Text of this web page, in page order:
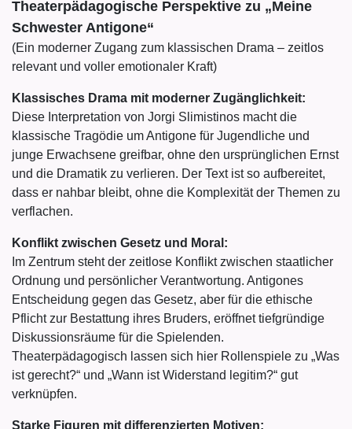
Theaterpädagogische Perspektive zu „Meine
Schwester Antigone“
(Ein moderner Zugang zum klassischen Drama – zeitlos
relevant und voller emotionaler Kraft)
Klassisches Drama mit moderner Zugänglichkeit:
Diese Interpretation von Jorgi Slimistinos macht die
klassische Tragödie um Antigone für Jugendliche und
junge Erwachsene greifbar, ohne den ursprünglichen Ernst
und die Dramatik zu verlieren. Der Text ist so aufbereitet,
dass er nahbar bleibt, ohne die Komplexität der Themen zu
verflachen.
Konflikt zwischen Gesetz und Moral:
Im Zentrum steht der zeitlose Konflikt zwischen staatlicher
Ordnung und persönlicher Verantwortung. Antigones
Entscheidung gegen das Gesetz, aber für die ethische
Pflicht zur Bestattung ihres Bruders, eröffnet tiefgründige
Diskussionsräume für die Spielenden.
Theaterpädagogisch lassen sich hier Rollenspiele zu „Was
ist gerecht?“ und „Wann ist Widerstand legitim?“ gut
verknüpfen.
Starke Figuren mit differenzierten Motiven: